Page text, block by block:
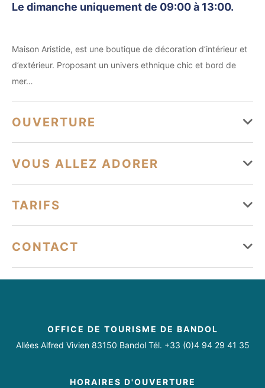
Le dimanche uniquement de 09:00 à 13:00.
Maison Aristide, est une boutique de décoration d’intérieur et
d’extérieur. Proposant un univers ethnique chic et bord de
mer…
OUVERTURE
Du 01 janvier au 31 décembre
Lundi Ouvert de 09h30 à 19h
Mardi
Dimanche Ouvert de 09h30 à 19h
VOUS ALLEZ ADORER
Parking Parking payant Parking à proximité
Services
TARIFS
Carte bancaire/crédit Espèces
CONTACT
2373870755974133
OFFICE DE TOURISME DE BANDOL
Allées Alfred Vivien 83150 Bandol Tél. +33 (0)4 94 29 41 35
HORAIRES D'OUVERTURE